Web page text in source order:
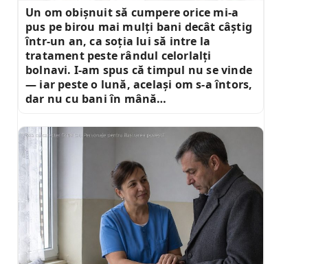
Un om obișnuit să cumpere orice mi-a
pus pe birou mai mulți bani decât câștig
într-un an, ca soția lui să intre la
tratament peste rândul celorlalți
bolnavi. I-am spus că timpul nu se vinde
— iar peste o lună, același om s-a întors,
dar nu cu bani în mână…